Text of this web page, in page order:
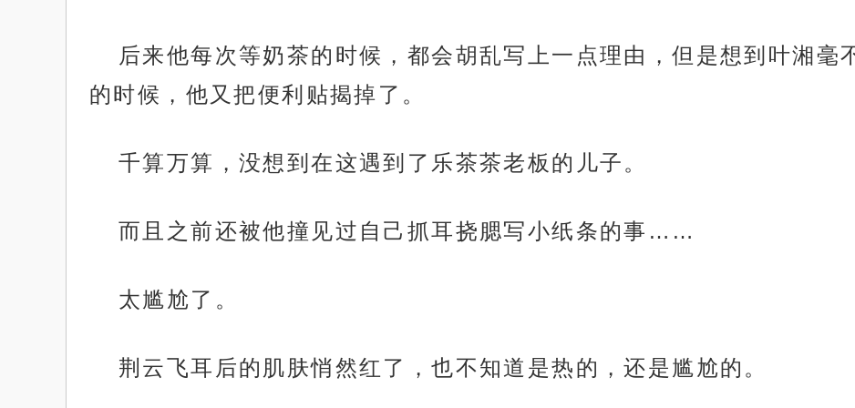
后来他每次等奶茶的时候，都会胡乱写上一点理由，但是想到叶湘毫
的时候，他又把便利贴揭掉了。
千算万算，没想到在这遇到了乐茶茶老板的儿子。
而且之前还被他撞见过自己抓耳挠腮写小纸条的事……
太尴尬了。
荆云飞耳后的肌肤悄然红了，也不知道是热的，还是尴尬的。